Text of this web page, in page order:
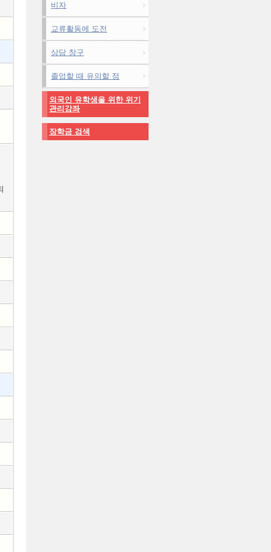
비자
교류활동에 도전
상담 창구
졸업할 때 유의할 점
외국인 유학생을 위한 위기
관리강좌
장학금 검색